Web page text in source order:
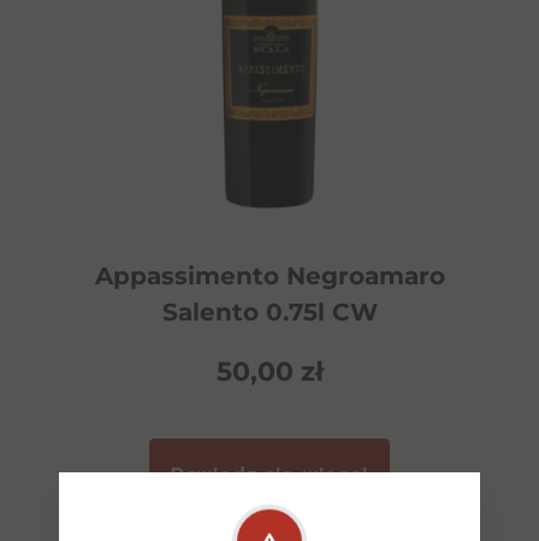
Appassimento Negroamaro
Salento 0.75l CW
50,00 zł
Dowiedz się więcej